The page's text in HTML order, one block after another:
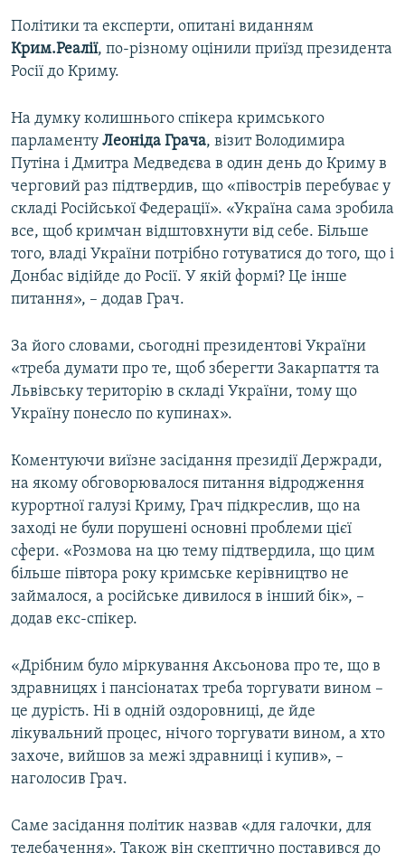
Політики та експерти, опитані виданням
Крим.Реалії, по-різному оцінили приїзд президента
Росії до Криму.
На думку колишнього спікера кримського
парламенту Леоніда Грача, візит Володимира
Путіна і Дмитра Медведєва в один день до Криму в
черговий раз підтвердив, що «півострів перебуває у
складі Російської Федерації». «Україна сама зробила
все, щоб кримчан відштовхнути від себе. Більше
того, владі України потрібно готуватися до того, що і
Донбас відійде до Росії. У якій формі? Це інше
питання», – додав Грач.
За його словами, сьогодні президентові України
«треба думати про те, щоб зберегти Закарпаття та
Львівську територію в складі України, тому що
Україну понесло по купинах».
Коментуючи виїзне засідання президії Держради,
на якому обговорювалося питання відродження
курортної галузі Криму, Грач підкреслив, що на
заході не були порушені основні проблеми цієї
сфери. «Розмова на цю тему підтвердила, що цим
більше півтора року кримське керівництво не
займалося, а російське дивилося в інший бік», –
додав екс-спікер.
«Дрібним було міркування Аксьонова про те, що в
здравницях і пансіонатах треба торгувати вином –
це дурість. Ні в одній оздоровниці, де йде
лікувальний процес, нічого торгувати вином, а хто
захоче, вийшов за межі здравниці і купив», –
наголосив Грач.
Саме засідання політик назвав «для галочки, для
телебачення». Також він скептично поставився до